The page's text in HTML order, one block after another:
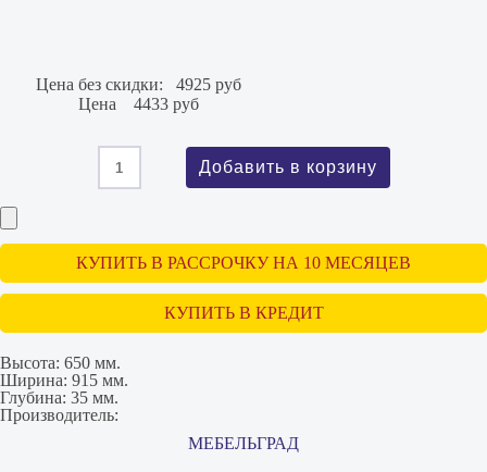
Цена без скидки:
4925 руб
Цена
4433 руб
КУПИТЬ В РАССРОЧКУ НА 10 МЕСЯЦЕВ
КУПИТЬ В КРЕДИТ
Высота: 650 мм.
Ширина: 915 мм.
Глубина: 35 мм.
Производитель:
МЕБЕЛЬГРАД